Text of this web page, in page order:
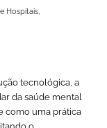
Hospitais,
tecnológica, a
da saúde mental
como uma prática